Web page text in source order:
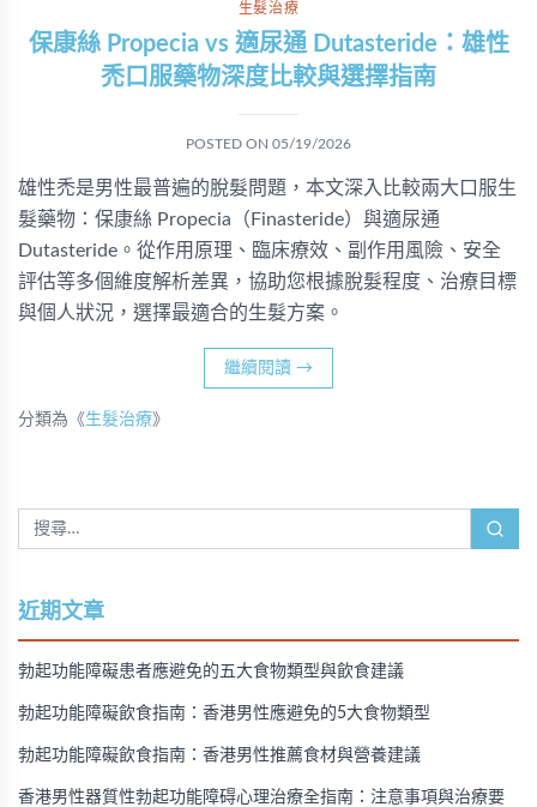
生髮治療
保康絲 Propecia vs 適尿通 Dutasteride：雄性
禿口服藥物深度比較與選擇指南
POSTED ON 05/19/2026
雄性禿是男性最普遍的脫髮問題，本文深入比較兩大口服生
髮藥物：保康絲 Propecia（Finasteride）與適尿通
Dutasteride。從作用原理、臨床療效、副作用風險、安全
評估等多個維度解析差異，協助您根據脫髮程度、治療目標
與個人狀況，選擇最適合的生髮方案。
繼續閱讀 →
分類為《生髮治療》
近期文章
勃起功能障礙患者應避免的五大食物類型與飲食建議
勃起功能障礙飲食指南：香港男性應避免的5大食物類型
勃起功能障礙飲食指南：香港男性推薦食材與營養建議
香港男性器質性勃起功能障碍心理治療全指南：注意事項與治療要